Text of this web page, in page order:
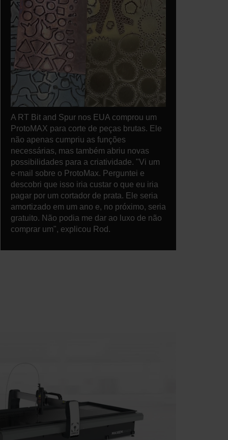
A RT Bit and Spur nos EUA comprou um
ProtoMAX para corte de peças brutas. Ele
não apenas cumpriu as funções
necessárias, mas também abriu novas
possibilidades para a criatividade. "Vi um
e-mail sobre o ProtoMax. Perguntei e
descobri que isso iria custar o que eu iria
pagar por um cortador de prata. Ele seria
amortizado em um ano e, no próximo, seria
gratuito. Não podia me dar ao luxo de não
comprar um", explicou Rod.